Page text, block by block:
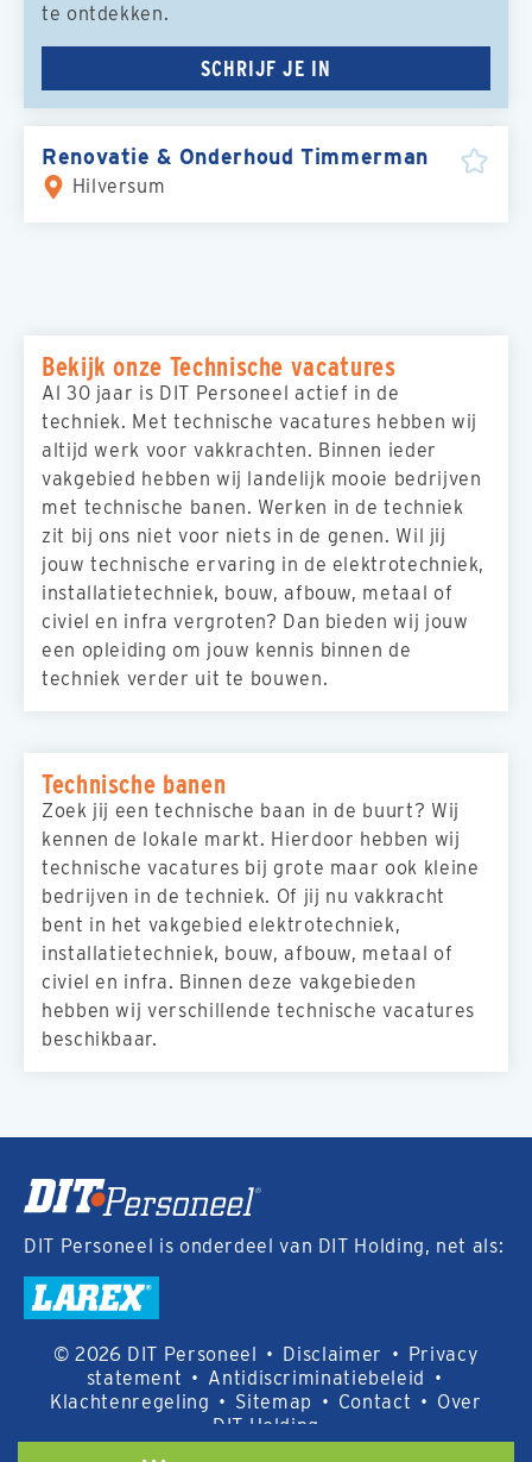
te ontdekken.
SCHRIJF JE IN
Renovatie & Onderhoud Timmerman
Hilversum
Bekijk onze Technische vacatures
Al 30 jaar is DIT Personeel actief in de
techniek. Met technische vacatures hebben wij
altijd werk voor vakkrachten. Binnen ieder
vakgebied hebben wij landelijk mooie bedrijven
met technische banen. Werken in de techniek
zit bij ons niet voor niets in de genen. Wil jij
jouw technische ervaring in de elektrotechniek,
installatietechniek, bouw, afbouw, metaal of
civiel en infra vergroten? Dan bieden wij jouw
een opleiding om jouw kennis binnen de
techniek verder uit te bouwen.
Technische banen
Zoek jij een technische baan in de buurt? Wij
kennen de lokale markt. Hierdoor hebben wij
technische vacatures bij grote maar ook kleine
bedrijven in de techniek. Of jij nu vakkracht
bent in het vakgebied elektrotechniek,
installatietechniek, bouw, afbouw, metaal of
civiel en infra. Binnen deze vakgebieden
hebben wij verschillende technische vacatures
beschikbaar.
DIT Personeel is onderdeel van DIT Holding, net als:
© 2026 DIT Personeel • Disclaimer • Privacy
statement • Antidiscriminatiebeleid •
Klachtenregeling • Sitemap • Contact • Over
DIT Holding